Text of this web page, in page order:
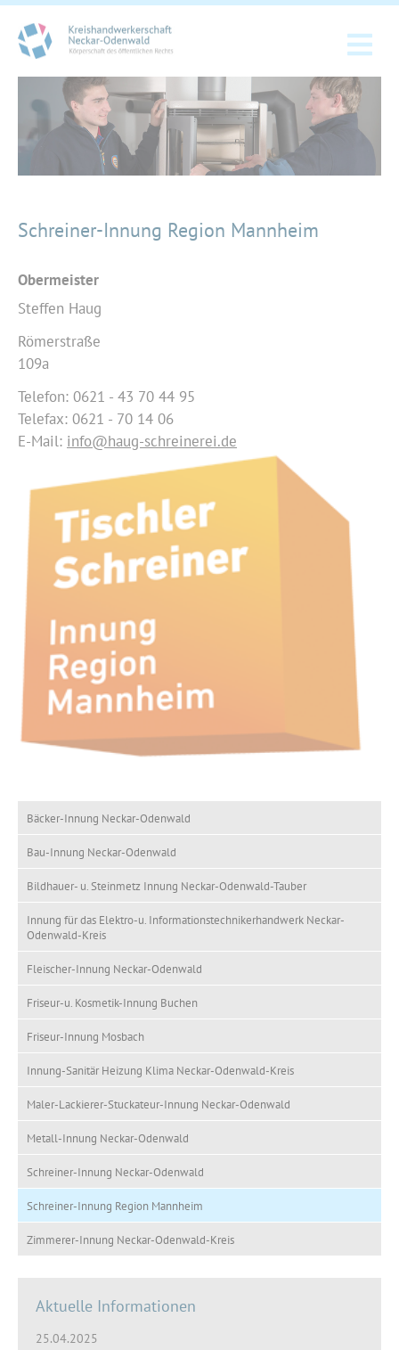
Schreiner-Innung Region Mannheim
Obermeister
Steffen Haug
Römerstraße
109a
Telefon: 0621 - 43 70 44 95
Telefax: 0621 - 70 14 06
E-Mail: info@haug-schreinerei.de
Bäcker-Innung Neckar-Odenwald
Bau-Innung Neckar-Odenwald
Bildhauer- u. Steinmetz Innung Neckar-Odenwald-Tauber
Innung für das Elektro-u. Informationstechnikerhandwerk Neckar-
Odenwald-Kreis
Fleischer-Innung Neckar-Odenwald
Friseur-u. Kosmetik-Innung Buchen
Friseur-Innung Mosbach
Innung-Sanitär Heizung Klima Neckar-Odenwald-Kreis
Maler-Lackierer-Stuckateur-Innung Neckar-Odenwald
Metall-Innung Neckar-Odenwald
Schreiner-Innung Neckar-Odenwald
Schreiner-Innung Region Mannheim
Zimmerer-Innung Neckar-Odenwald-Kreis
Aktuelle Informationen
25.04.2025